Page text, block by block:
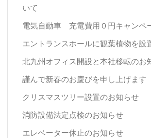
いて
電気自動車 充電費用０円キャンペ
エントランスホールに観葉植物を設
北九州オフィス開設と本社移転のお
謹んで新春のお慶びを申し上げます
クリスマスツリー設置のお知らせ
消防設備法定点検のお知らせ
エレベーター休止のお知らせ